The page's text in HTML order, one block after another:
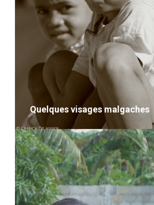
Les cours à Madagascar
VOIR LE DÉTAIL
Quelques visages malgaches